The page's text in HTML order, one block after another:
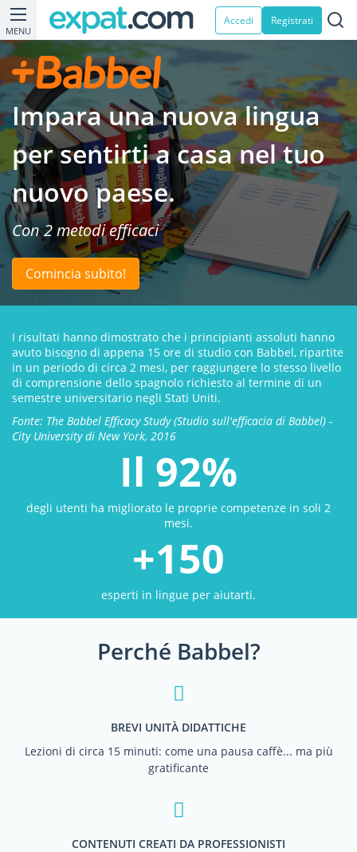
MENU
Accedi Registrati
Impara una nuova lingua
per sentirti a casa nel tuo
nuovo paese.
Con 2 metodi efficaci
Comincia subito!
I risultati hanno dimostrato che i principianti assoluti hanno
avuto bisogno di appena 15 ore di studio con Babbel, ripartite
in un periodo di circa 2 mesi, per raggiungere lo stesso livello
di comprensione dello spagnolo richiesto al termine di un
semestre universitario negli Stati Uniti.
Fonte: The Babbel Efficacy Study (Studio sull'efficacia di Babbel) -
City University di New York, 2016
Il 92%
degli utenti ha migliorato le proprie competenze in soli 2
mesi.
+150
esperti in lingue per aiutarti.
Perché Babbel?
BREVI UNITÀ DIDATTICHE
Lezioni di circa 15 minuti: come una pausa caffè... ma più
gratificante
CONTENUTI CREATI DA PROFESSIONISTI